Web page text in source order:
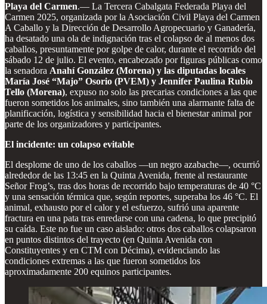
Playa del Carmen.— La Tercera Cabalgata Federada Playa del
Carmen 2025, organizada por la Asociación Civil Playa del Carmen
A Caballo y la Dirección de Desarrollo Agropecuario y Ganadería,
ha desatado una ola de indignación tras el colapso de al menos dos
caballos, presuntamente por golpe de calor, durante el recorrido del
sábado 12 de julio. El evento, encabezado por figuras públicas como
la senadora Anahí González (Morena) y las diputadas locales
María José “Majo” Osorio (PVEM) y Jennifer Paulina Rubio
Tello (Morena), expuso no solo las precarias condiciones a las que
fueron sometidos los animales, sino también una alarmante falta de
planificación, logística y sensibilidad hacia el bienestar animal por
parte de los organizadores y participantes.
El incidente: un colapso evitable
El desplome de uno de los caballos —un negro azabache—, ocurrió
alrededor de las 13:45 en la Quinta Avenida, frente al restaurante
Señor Frog’s, tras dos horas de recorrido bajo temperaturas de 40 °C
y una sensación térmica que, según reportes, superaba los 46 °C. El
animal, exhausto por el calor y el esfuerzo, sufrió una aparente
fractura en una pata tras enredarse con una cadena, lo que precipitó
su caída. Este no fue un caso aislado: otros dos caballos colapsaron
en puntos distintos del trayecto (en Quinta Avenida con
Constituyentes y en CTM con Décima), evidenciando las
condiciones extremas a las que fueron sometidos los
aproximadamente 200 equinos participantes.